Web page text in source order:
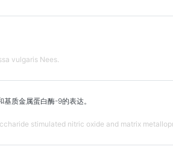
vulgaris Nees.
质金属蛋白酶-9的表达。
stimulated nitric oxide and matrix